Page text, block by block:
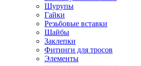
Шурупы
Гайки
Резьбовые вставки
Шайбы
Заклепки
Фитинги для тросов
Элементы